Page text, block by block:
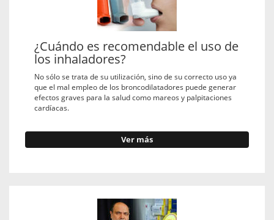
¿Cuándo es recomendable el uso de
los inhaladores?
No sólo se trata de su utilización, sino de su correcto uso ya
que el mal empleo de los broncodilatadores puede generar
efectos graves para la salud como mareos y palpitaciones
cardíacas.
Ver más